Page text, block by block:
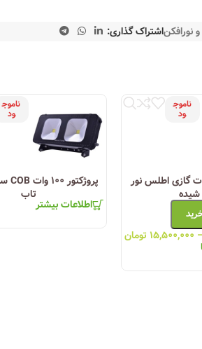
و نورافکناشتراک گذاری:
ناموج
ود
1000 وات گازی اطلس نور
– ۱۵,۵۰۰,۰۰۰ تومان
ناموج
ود
تاب
اطلاعات بیشتر